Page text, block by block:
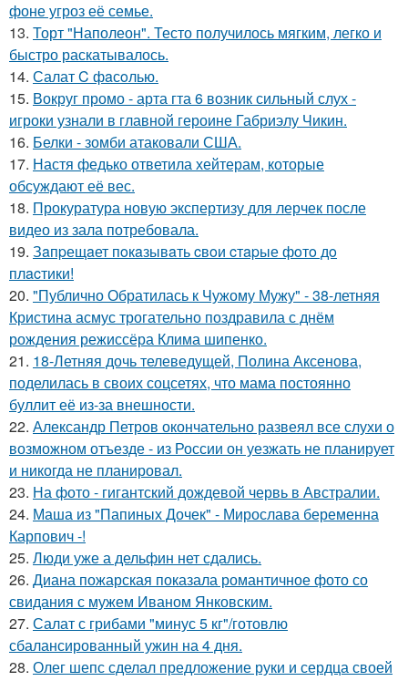
фоне угроз её семье.
13. Торт "Наполеон". Тесто получилось мягким, легко и
быстро раскатывалось.
14. Салат C фaсoлью.
15. Вокруг промо - арта гта 6 возник сильный слух -
игроки узнали в главной героине Габриэлу Чикин.
16. Белки - зомби атаковали США.
17. Настя федько ответила хейтерам, которые
обсуждают её вес.
18. Прокуратура новую экспертизу для лерчек после
видео из зала потребовала.
19. Зaпpещaет пoкaзывaть cвoи cтapые фoтo дo
плacтики!
20. "Публично Обратилась к Чужому Мужу" - 38-летняя
Кристина асмус трогательно поздравила с днём
рождения режиссёра Клима шипенко.
21. 18-Летняя дочь телеведущей, Полина Аксенова,
поделилась в своих соцсетях, что мама постоянно
буллит её из-за внешности.
22. Александр Петров окончательно развеял все слухи о
возможном отъезде - из России он уезжать не планирует
и никогда не планировал.
23. На фото - гигантский дождевой червь в Австралии.
24. Маша из "Папиных Дочек" - Мирослава беременна
Карпович -!
25. Люди уже а дельфин нет сдались.
26. Диана пожарская показала романтичное фото со
свидания с мужем Иваном Янковским.
27. Салат с грибами "минус 5 кг"/готовлю
сбалансированный ужин на 4 дня.
28. Олег шепс сделал предложение руки и сердца своей